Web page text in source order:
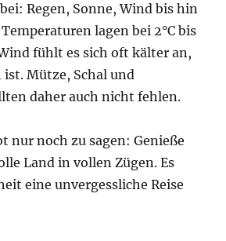
Regen, Sonne, Wind bis hin
lagen bei 2°C bis
fühlt es sich oft kälter an,
ist. Mütze, Schal und
daher auch nicht fehlen.
nur noch zu sagen: Genieße
Land in vollen Zügen. Es
eine unvergessliche Reise